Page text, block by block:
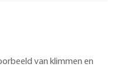
van klimmen en